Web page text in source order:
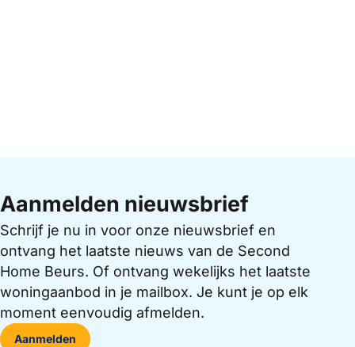
Aanmelden nieuwsbrief
Schrijf je nu in voor onze nieuwsbrief en
ontvang het laatste nieuws van de Second
Home Beurs. Of ontvang wekelijks het laatste
woningaanbod in je mailbox. Je kunt je op elk
moment eenvoudig afmelden.
Aanmelden